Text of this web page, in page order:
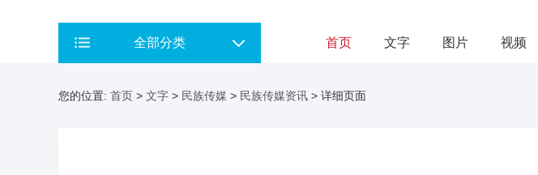
全部分类 首页 文字 图片 视频
您的位置: 首页 > 文字 > 民族传媒 > 民族传媒资讯 > 详细页面